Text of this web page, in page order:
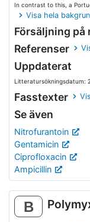
In contrast to this, a
Visa hela
Försäljning på
Referenser
Uppdaterat
Litteratursökningsdatum:
Fasstexter
Se även
Nitrofurantoin
Gentamicin
Ciprofloxacin
Ampicillin
B